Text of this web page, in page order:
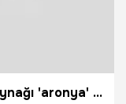
Bolu'da toprakla buluşan şifa kaynağı 'aronya' hasat için gün sayıyor